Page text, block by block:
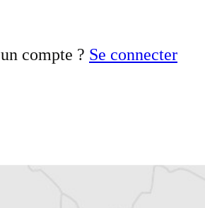
compte ? Se connecter